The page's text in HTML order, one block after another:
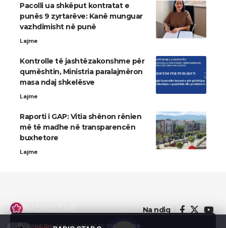
By using this site, you agree to the Privacy
Pacolli ua shkëput kontratat e
punës 9 zyrtarëve: Kanë munguar
vazhdimisht në punë
Lajme
Kontrolle të jashtëzakonshme për
qumështin, Ministria paralajmëron
masa ndaj shkelësve
Lajme
Raporti i GAP: Vitia shënon rënien
më të madhe në transparencën
buxhetore
Lajme
Na ndiq